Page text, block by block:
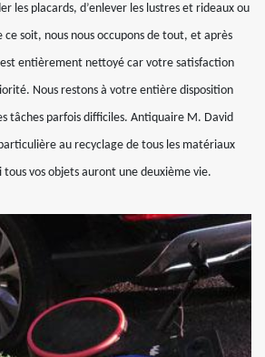
les placards, d’enlever les lustres et rideaux ou
soit, nous nous occupons de tout, et après
entièrement nettoyé car votre satisfaction
Nous restons à votre entière disposition
tâches parfois difficiles. Antiquaire M. David
au recyclage de tous les matériaux
tous vos objets auront une deuxième vie.